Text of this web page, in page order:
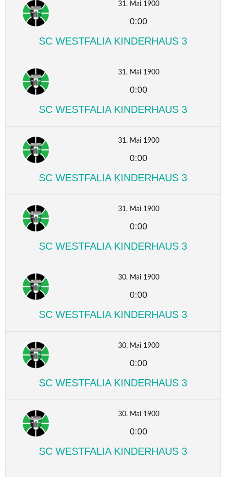
31. Mai 1900
0:00
SC WESTFALIA KINDERHAUS 3
31. Mai 1900
0:00
SC WESTFALIA KINDERHAUS 3
31. Mai 1900
0:00
SC WESTFALIA KINDERHAUS 3
31. Mai 1900
0:00
SC WESTFALIA KINDERHAUS 3
30. Mai 1900
0:00
SC WESTFALIA KINDERHAUS 3
30. Mai 1900
0:00
SC WESTFALIA KINDERHAUS 3
30. Mai 1900
0:00
SC WESTFALIA KINDERHAUS 3